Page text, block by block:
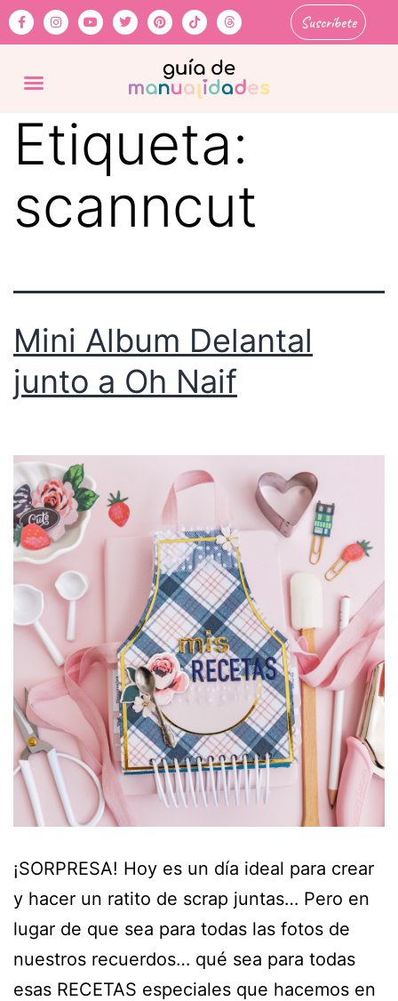
Suscríbete
Etiqueta:
scanncut
Mini Album Delantal
junto a Oh Naif
¡SORPRESA! Hoy es un día ideal para crear
y hacer un ratito de scrap juntas… Pero en
lugar de que sea para todas las fotos de
nuestros recuerdos… qué sea para todas
esas RECETAS especiales que hacemos en